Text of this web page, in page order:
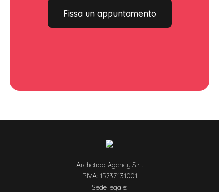
Fissa un appuntamento
Archetipo Agency S.r.l.
P.IVA: 15737131001
Sede legale: